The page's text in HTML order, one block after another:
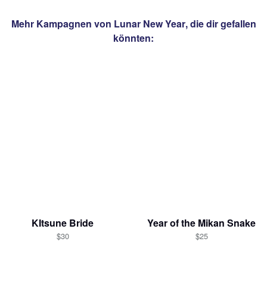
Mehr Kampagnen von Lunar New Year, die dir gefallen
könnten:
KItsune Bride
$30
Year of the Mikan Snake
$25